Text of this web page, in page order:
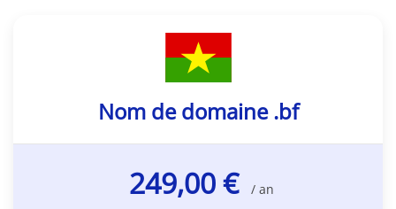
Nom de domaine .bf
249,00 € / an